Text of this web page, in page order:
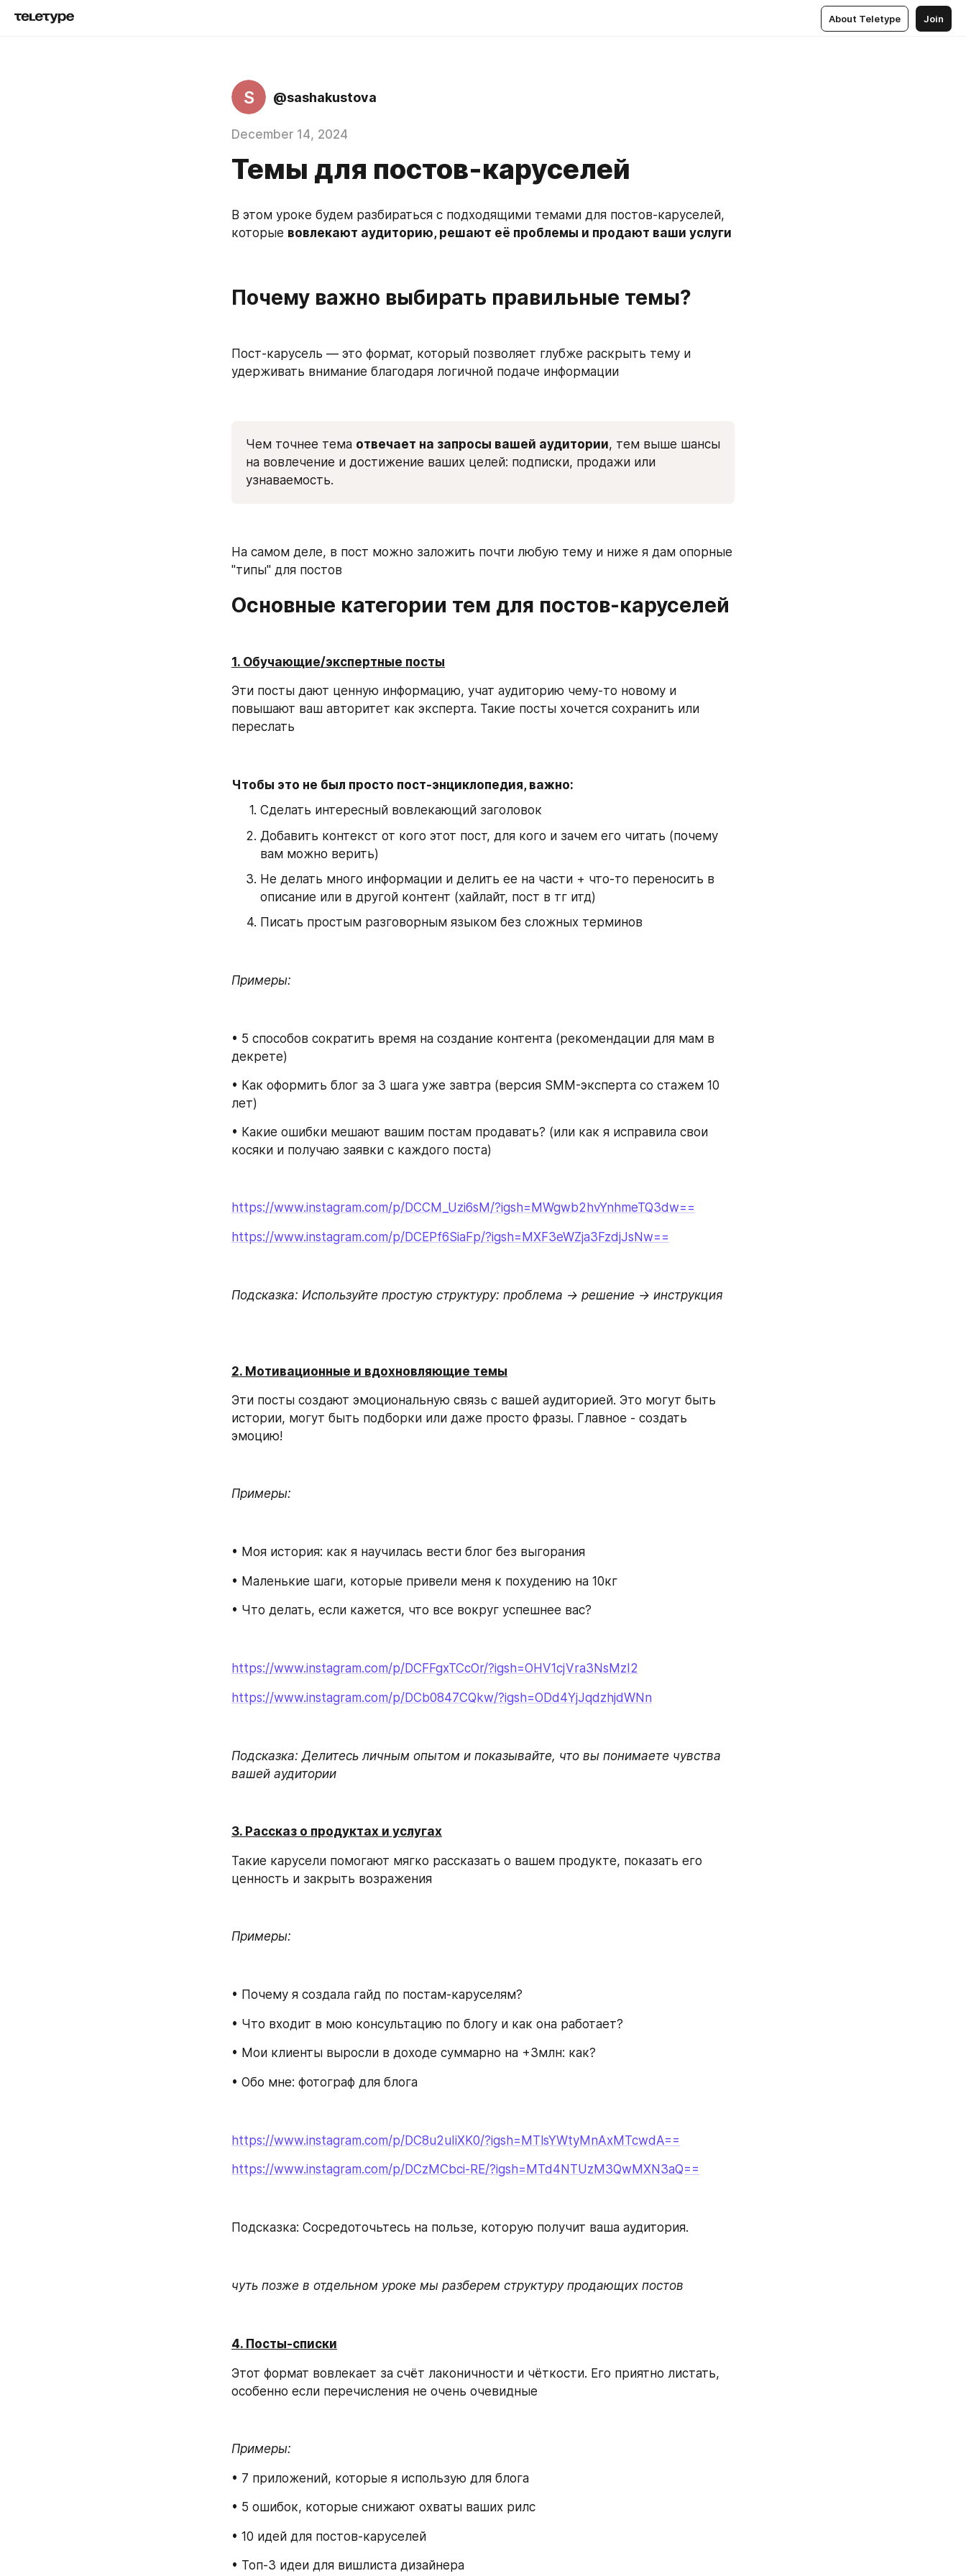
About Teletype Join
S @sashakustova
December 14, 2024
Темы для постов-каруселей
В этом уроке будем разбираться с подходящими темами для постов-каруселей,
которые вовлекают аудиторию, решают её проблемы и продают ваши услуги
Почему важно выбирать правильные темы?
Пост-карусель — это формат, который позволяет глубже раскрыть тему и
удерживать внимание благодаря логичной подаче информации
Чем точнее тема отвечает на запросы вашей аудитории, тем выше шансы
на вовлечение и достижение ваших целей: подписки, продажи или
узнаваемость.
На самом деле, в пост можно заложить почти любую тему и ниже я дам опорные
"типы" для постов
Основные категории тем для постов-каруселей
1. Обучающие/экспертные посты
Эти посты дают ценную информацию, учат аудиторию чему-то новому и
повышают ваш авторитет как эксперта. Такие посты хочется сохранить или
переслать
Чтобы это не был просто пост-энциклопедия, важно:
Сделать интересный вовлекающий заголовок
Добавить контекст от кого этот пост, для кого и зачем его читать (почему
вам можно верить)
Не делать много информации и делить ее на части + что-то переносить в
описание или в другой контент (хайлайт, пост в тг итд)
Писать простым разговорным языком без сложных терминов
Примеры:
• 5 способов сократить время на создание контента (рекомендации для мам в
декрете)
• Как оформить блог за 3 шага уже завтра (версия SMM-эксперта со стажем 10
лет)
• Какие ошибки мешают вашим постам продавать? (или как я исправила свои
косяки и получаю заявки с каждого поста)
https://www.instagram.com/p/DCCM_Uzi6sM/?igsh=MWgwb2hvYnhmeTQ3dw==
https://www.instagram.com/p/DCEPf6SiaFp/?igsh=MXF3eWZja3FzdjJsNw==
Подсказка: Используйте простую структуру: проблема → решение → инструкция
2. Мотивационные и вдохновляющие темы
Эти посты создают эмоциональную связь с вашей аудиторией. Это могут быть
истории, могут быть подборки или даже просто фразы. Главное - создать
эмоцию!
Примеры:
• Моя история: как я научилась вести блог без выгорания
• Маленькие шаги, которые привели меня к похудению на 10кг
• Что делать, если кажется, что все вокруг успешнее вас?
https://www.instagram.com/p/DCFFgxTCcOr/?igsh=OHV1cjVra3NsMzI2
https://www.instagram.com/p/DCb0847CQkw/?igsh=ODd4YjJqdzhjdWNn
Подсказка: Делитесь личным опытом и показывайте, что вы понимаете чувства
вашей аудитории
3. Рассказ о продуктах и услугах
Такие карусели помогают мягко рассказать о вашем продукте, показать его
ценность и закрыть возражения
Примеры:
• Почему я создала гайд по постам-каруселям?
• Что входит в мою консультацию по блогу и как она работает?
• Мои клиенты выросли в доходе суммарно на +3млн: как?
• Обо мне: фотограф для блога
https://www.instagram.com/p/DC8u2uIiXK0/?igsh=MTlsYWtyMnAxMTcwdA==
https://www.instagram.com/p/DCzMCbci-RE/?igsh=MTd4NTUzM3QwMXN3aQ==
Подсказка: Сосредоточьтесь на пользе, которую получит ваша аудитория.
чуть позже в отдельном уроке мы разберем структуру продающих постов
4. Посты-списки
Этот формат вовлекает за счёт лаконичности и чёткости. Его приятно листать,
особенно если перечисления не очень очевидные
Примеры:
• 7 приложений, которые я использую для блога
• 5 ошибок, которые снижают охваты ваших рилс
• 10 идей для постов-каруселей
• Топ-3 идеи для вишлиста дизайнера